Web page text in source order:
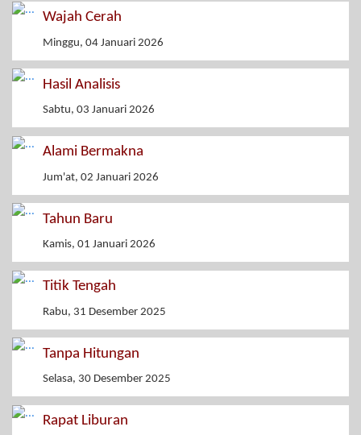
Wajah Cerah
Minggu, 04 Januari 2026
Hasil Analisis
Sabtu, 03 Januari 2026
Alami Bermakna
Jum'at, 02 Januari 2026
Tahun Baru
Kamis, 01 Januari 2026
Titik Tengah
Rabu, 31 Desember 2025
Tanpa Hitungan
Selasa, 30 Desember 2025
Rapat Liburan